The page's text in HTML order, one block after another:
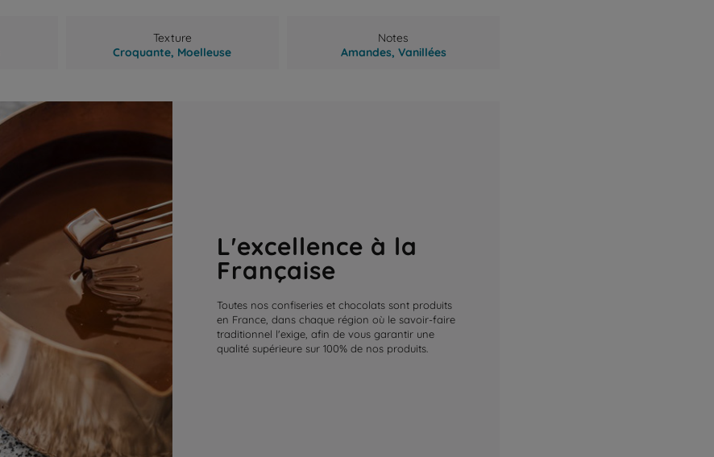
Texture
Croquante, Moelleuse
Notes
Amandes, Vanillées
L'excellence à la
Française
Toutes nos confiseries et chocolats sont produits
en France, dans chaque région où le savoir-faire
traditionnel l'exige, afin de vous garantir une
qualité supérieure sur 100% de nos produits.